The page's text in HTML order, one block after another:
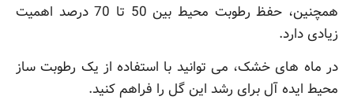
همچنین، حفظ رطوبت محیط بین 50 تا 70 درصد اهمیت
زیادی دارد.
در ماه های خشک، می توانید با استفاده از یک رطوبت ساز
محیط ایده آل برای رشد این گل را فراهم کنید.